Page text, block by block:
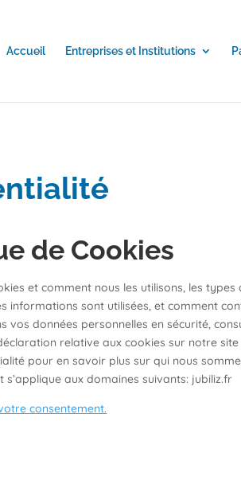
Accueil Entreprises et Institutions
de Cookies
et comment nous les utilisons, les
informations sont utilisées, et comment
données personnelles en sécurité,
relative aux cookies sur notre site
pour en savoir plus sur qui nous
aux domaines suivants: jubiliz.fr
consentement.